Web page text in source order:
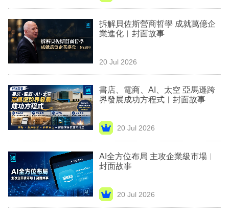
商
業
技
職
場
生
時
事
拆解貝佐斯營商哲學 成就萬億企
業進化︳封面故事
20 Jul 2026
書店、電商、AI、太空 亞馬遜跨
界發展成功方程式︳封面故事
20 Jul 2026
AI全方位布局 主攻企業級市場︳
封面故事
20 Jul 2026